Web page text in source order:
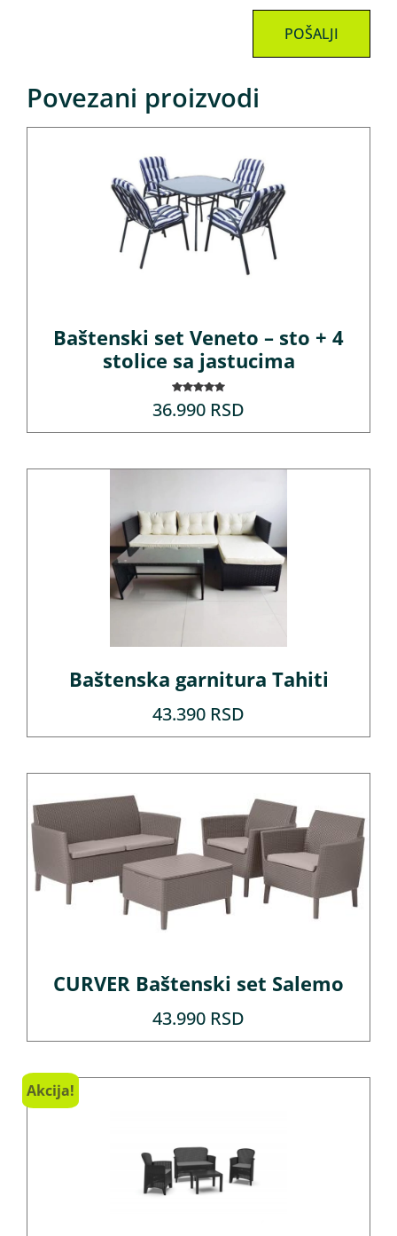
Povezani proizvodi
Baštenski set Veneto – sto + 4
stolice sa jastucima
sa
5.00
36.990 RSD
Baštenska garnitura Tahiti
43.390 RSD
CURVER Baštenski set Salemo
43.990 RSD
Akcija!